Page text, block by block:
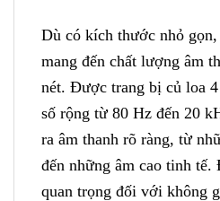
Dù có kích thước nhỏ gọn,
mang đến chất lượng âm
nét. Được trang bị củ loa
số rộng từ 80 Hz đến 20
ra âm thanh rõ ràng, từ
đến những âm cao tinh tế.
quan trọng đối với không